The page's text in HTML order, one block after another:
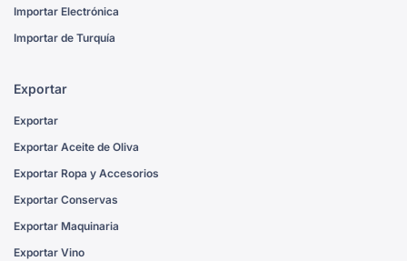
Importar Electrónica
Importar de Turquía
Exportar
Exportar
Exportar Aceite de Oliva
Exportar Ropa y Accesorios
Exportar Conservas
Exportar Maquinaria
Exportar Vino